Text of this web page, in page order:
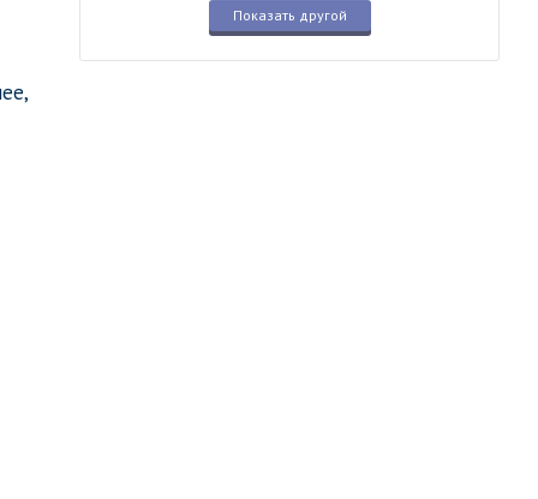
Показать другой